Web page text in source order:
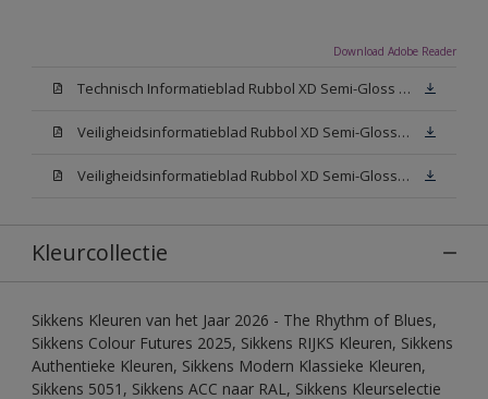
Download Adobe Reader
Technisch Informatieblad Rubbol XD Semi-Gloss (PDF)
Veiligheidsinformatieblad Rubbol XD Semi-Gloss White W05 (MSDS)
Veiligheidsinformatieblad Rubbol XD Semi-Gloss N00 (MSDS)
Kleurcollectie
Sikkens Kleuren van het Jaar 2026 - The Rhythm of Blues,
Sikkens Colour Futures 2025, Sikkens RIJKS Kleuren, Sikkens
Authentieke Kleuren, Sikkens Modern Klassieke Kleuren,
Sikkens 5051, Sikkens ACC naar RAL, Sikkens Kleurselectie